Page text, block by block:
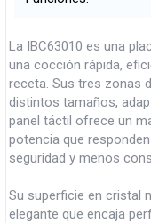
La IBC63010 es una
una cocción rápida,
receta. Sus tres zonas
distintos tamaños,
panel táctil ofrece un
potencia que
seguridad y menos
Su superficie en cristal
elegante que encaja